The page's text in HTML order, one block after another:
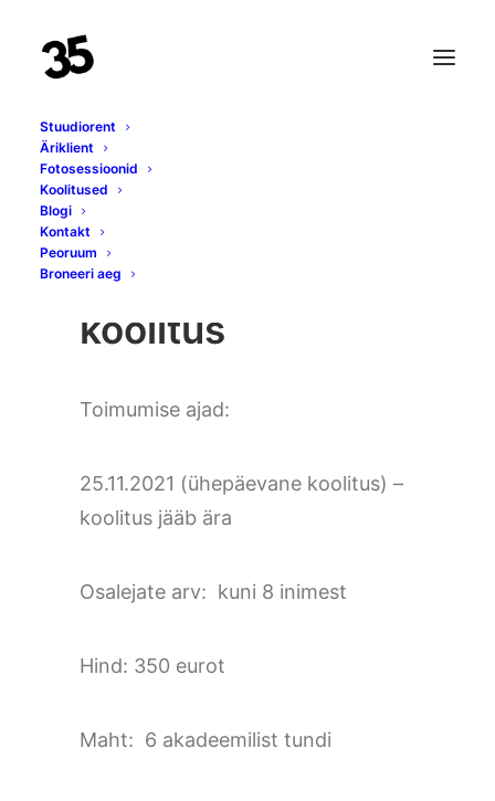
Stuudiorent
Äriklient
Fotosessioonid
Koolitused
Blogi
Kontakt
Peoruum
Broneeri aeg
Tootefotod
telefonigakaameraga
koolitus
Toimumise ajad:
25.11.2021 (ühepäevane koolitus) –
koolitus jääb ära
Osalejate arv: kuni 8 inimest
Hind: 350 eurot
Maht: 6 akadeemilist tundi